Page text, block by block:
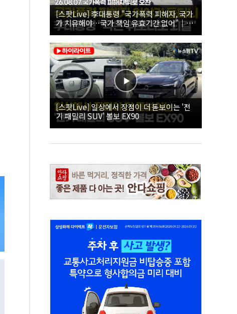
[스팟Live] 李대통령 "국가폭력 피해자, 국가
가 치유해야…국가 책임 유효기간 없어"｜
26.08.07 국가폭력 피해자 위로 오찬
[스팟Live] 일상에서 장점이 더 돋보이는 '전
기 패밀리 SUV' 볼보 EX90